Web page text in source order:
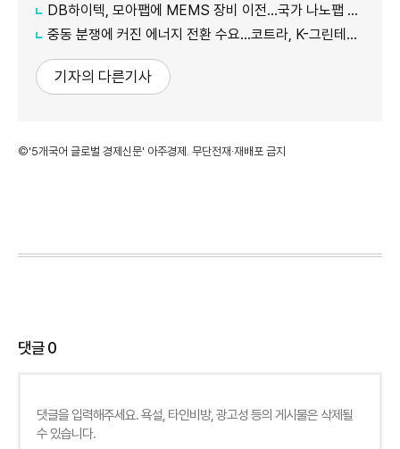
DB하이텍, 모아팹에 MEMS 장비 이전…국가 나노팹 공정 지원
중동 분쟁에 커진 에너지 전환 수요…코트라, K-그린테크 수출길 넓힌다
기자의 다른기사
©'5개국어 글로벌 경제신문' 아주경제. 무단전재·재배포 금지
댓글0